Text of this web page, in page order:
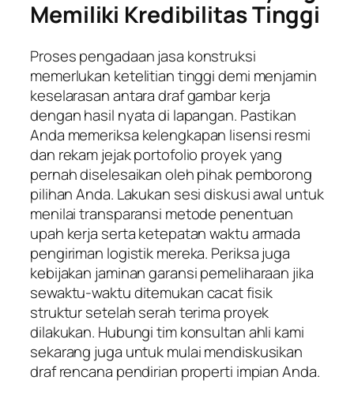
Memiliki Kredibilitas Tinggi
Proses pengadaan jasa konstruksi
memerlukan ketelitian tinggi demi menjamin
keselarasan antara draf gambar kerja
dengan hasil nyata di lapangan. Pastikan
Anda memeriksa kelengkapan lisensi resmi
dan rekam jejak portofolio proyek yang
pernah diselesaikan oleh pihak pemborong
pilihan Anda. Lakukan sesi diskusi awal untuk
menilai transparansi metode penentuan
upah kerja serta ketepatan waktu armada
pengiriman logistik mereka. Periksa juga
kebijakan jaminan garansi pemeliharaan jika
sewaktu-waktu ditemukan cacat fisik
struktur setelah serah terima proyek
dilakukan. Hubungi tim konsultan ahli kami
sekarang juga untuk mulai mendiskusikan
draf rencana pendirian properti impian Anda.